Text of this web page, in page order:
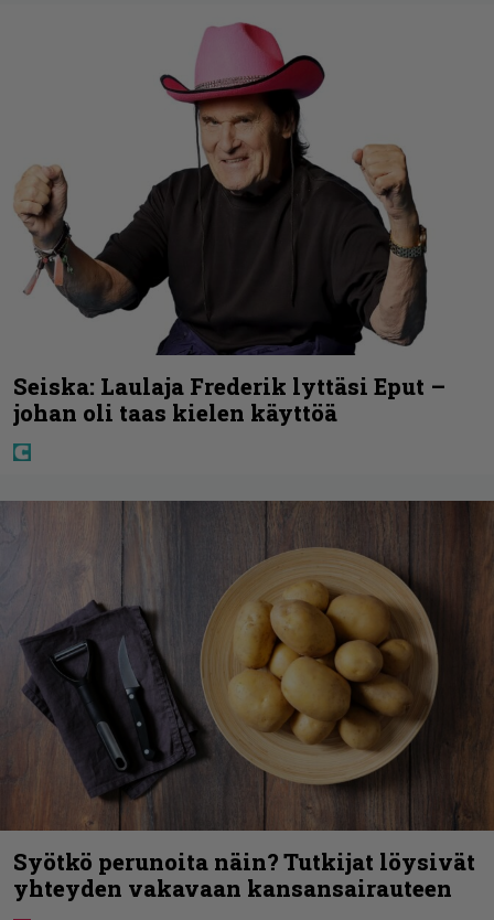
Seiska: Laulaja Frederik lyttäsi Eput –
johan oli taas kielen käyttöä
Syötkö perunoita näin? Tutkijat löysivät
yhteyden vakavaan kansansairauteen